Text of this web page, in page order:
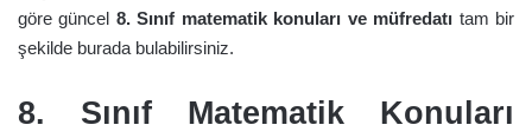
göre güncel 8. Sınıf matematik konuları ve müfredatı tam bir
şekilde burada bulabilirsiniz.
8. Sınıf Matematik Konuları